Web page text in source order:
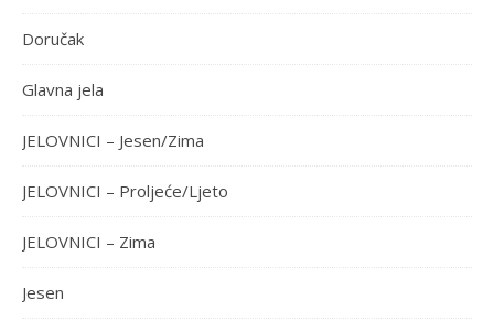
Doručak
Glavna jela
JELOVNICI – Jesen/Zima
JELOVNICI – Proljeće/Ljeto
JELOVNICI – Zima
Jesen